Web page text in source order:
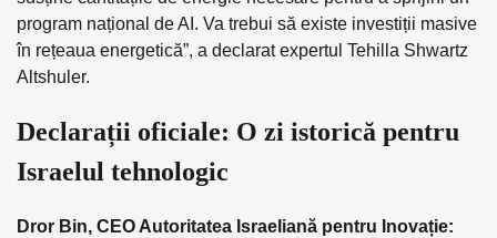
program național de AI. Va trebui să existe investiții masive
în rețeaua energetică”, a declarat expertul Tehilla Shwartz
Altshuler.
Declarații oficiale: O zi istorică pentru
Israelul tehnologic
Dror Bin, CEO Autoritatea Israeliană pentru Inovație: